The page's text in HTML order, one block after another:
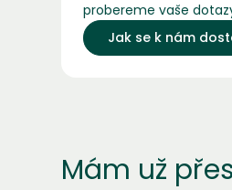
probereme vaše
Jak se k nám
Mám už